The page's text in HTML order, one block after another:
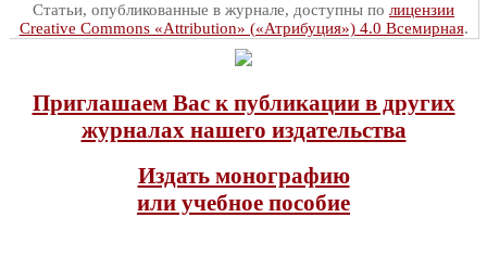
Статьи, опубликованные в журнале, доступны по лицензии
Creative Commons «Attribution» («Атрибуция») 4.0 Всемирная.
Приглашаем Вас к публикации в других
журналах нашего издательства
Издать монографию
или учебное пособие